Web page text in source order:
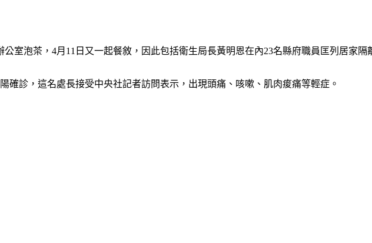
室泡茶，4月11日又一起餐敘，因此包括衛生局長黃明恩在內23名縣府職員匡列居家隔
確診，這名處長接受中央社記者訪問表示，出現頭痛、咳嗽、肌肉痠痛等輕症。